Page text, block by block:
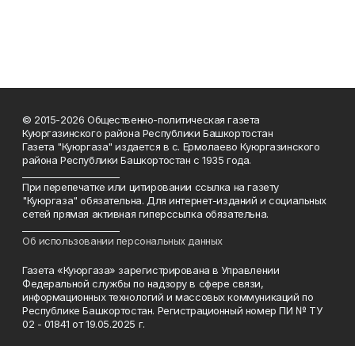
© 2015-2026 Общественно-политическая газета
Куюргазинского района Республики Башкортостан
Газета "Куюргаза" издается в с. Ермолаево Куюргазинского
района Республики Башкортостан с 1935 года.
При перепечатке или цитировании ссылка на газету
"Куюргаза" обязательна. Для интернет-изданий и социальных
сетей прямая активная гиперссылка обязательна.
Об использовании персональных данных
Газета «Куюргаза» зарегистрирована в Управлении
Федеральной службы по надзору в сфере связи,
информационных технологий и массовых коммуникаций по
Республике Башкортостан. Регистрационный номер ПИ № ТУ
02 - 01841 от 19.05.2025 г.